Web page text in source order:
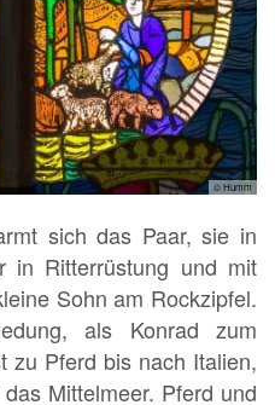
© Humm
sich das Paar, sie in
in Ritterrüstung und mit
Sohn am Rockzipfel.
als Konrad zum
zu Pferd bis nach Italien,
Mittelmeer. Pferd und